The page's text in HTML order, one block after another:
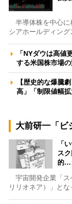
半導体株を中心に
シアホールディン
「NYダウは高
する米国株市場
【歴史的な爆騰
高」「制限値幅
大前研一「ビ
「
ス
的…
宇宙開発企業「ス
リリオネア）」と